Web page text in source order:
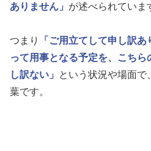
ありません」 が述べられていま
つまり 「ご用立てして申し訳あ
って用事となる予定を、こちら
し訳ない」
という状況や場面
葉です。